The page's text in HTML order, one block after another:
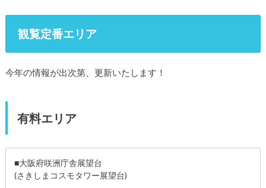
観覧定番エリア
今年の情報が出次第、更新いたします！
有料エリア
■大阪府咲洲庁舎展望台
(さきしまコスモタワー展望台)